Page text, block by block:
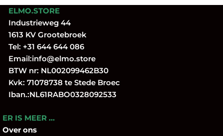
ELMO.STORE
Industrieweg 44
1613 KV Grootebroek
Tel: +31 644 644 086
Email:info@elmo.store
BTW nr: NL002099462B30
Kvk: 71078738 te Stede Broec
Iban.:NL61RABO0328092533
ER IS MEER …
Over ons